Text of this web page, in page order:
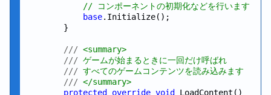
// コンポーネントの初期化などを行います
base.Initialize();
        }
/// <summary>
/// ゲームが始まるときに一回だけ呼ばれ
/// すべてのゲームコンテンツを読み込みます
/// </summary>
protected
override void
LoadContent()